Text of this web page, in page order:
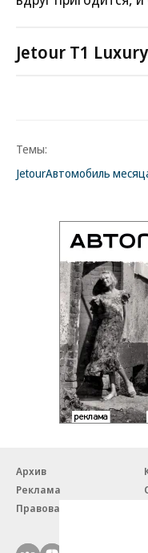
Jetour T1 Luxury
Темы:
JetourАвтомобиль
Архив
Реклама
Правовая информация